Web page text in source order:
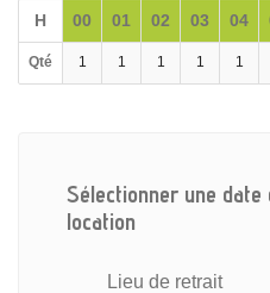
H 00 01 02 03 04
Qté 1 1 1 1 1
Sélectionner une date
location
Lieu de retrait